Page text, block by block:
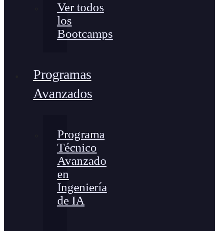
Ver todos
los
Bootcamps
Programas
Avanzados
Programa
Técnico
Avanzado
en
Ingeniería
de IA